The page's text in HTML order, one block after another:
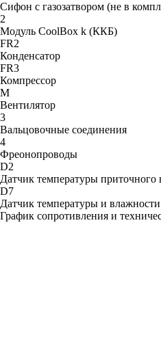
Сифон с газозатвором (не в
2
Модуль CoolBox k (ККБ)
FR2
Конденсатор
FR3
Компрессор
M
Вентилятор
3
Вальцовочные соединения
4
Фреонопроводы
D2
Датчик температуры приточного
D7
Датчик температуры и
График сопротивления и